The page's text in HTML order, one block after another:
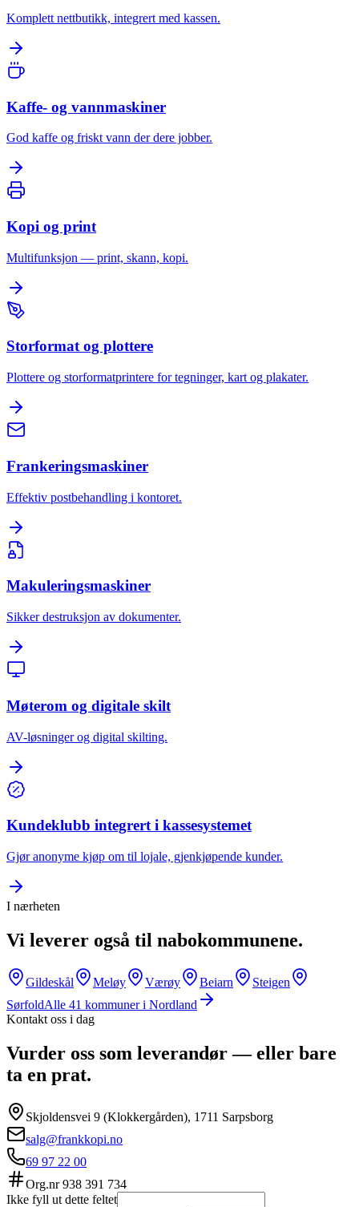
Komplett nettbutikk, integrert med kassen.
Kaffe- og vannmaskiner
God kaffe og friskt vann der dere jobber.
Kopi og print
Multifunksjon — print, skann, kopi.
Storformat og plottere
Plottere og storformatprintere for tegninger, kart og plakater.
Frankeringsmaskiner
Effektiv postbehandling i kontoret.
Makuleringsmaskiner
Sikker destruksjon av dokumenter.
Møterom og digitale skilt
AV-løsninger og digital skilting.
Kundeklubb integrert i kassesystemet
Gjør anonyme kjøp om til lojale, gjenkjøpende kunder.
I nærheten
Vi leverer også til nabokommunene.
Gildeskål Meløy Værøy Beiarn
Steigen
SørfoldAlle 41 kommuner i Nordland
Kontakt oss i dag
Vurder oss som leverandør — eller bare
ta en prat.
Skjoldensvei 9 (Klokkergården), 1711 Sarpsborg
salg@frankkopi.no
69 97 22 00
Org.nr938 391 734
Ikke fyll ut dette feltet